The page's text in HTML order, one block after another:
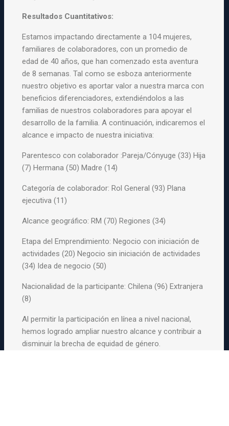
Resultados Cuantitativos:
Estamos impactando directamente a 104 mujeres,
familiares de colaboradores, con un promedio de
edad de 40 años, que han comenzado esta aventura
de 8 semanas. Tal como se esboza anteriormente
nuestro objetivo es aportar valor a nuestra marca con
beneficios diferenciadores, extendiéndolos a las
familias de nuestros colaboradores para apoyar el
desarrollo de la familia. A continuación, indicaremos el
alcance e impacto de nuestra iniciativa:
Parentesco con colaborador :Pareja/Cónyuge (33) Hija
(7) Hermana (50) Madre (14)
Categoría de colaborador: Rol General (93) Plana
ejecutiva (11)
Alcance geográfico: RM (70) Regiones (34)
Etapa del Emprendimiento: Negocio con iniciación de
actividades (20) Negocio sin iniciación de actividades
(34) Idea de negocio (50)
Nacionalidad de la participante: Chilena (96) Extranjera
(8)
Al permitir la participación en línea a nivel nacional,
hemos logrado ampliar nuestro alcance y contribuir a
disminuir la brecha de equidad de género.